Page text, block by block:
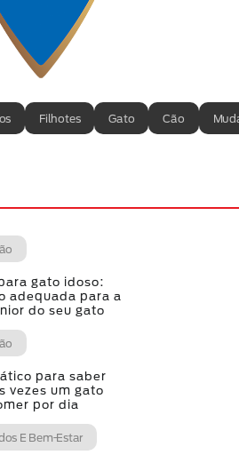
Filhotes Gato Cão
gato idoso:
adequada para a
do seu gato
para saber
vezes um gato
por dia
E Bem-Estar